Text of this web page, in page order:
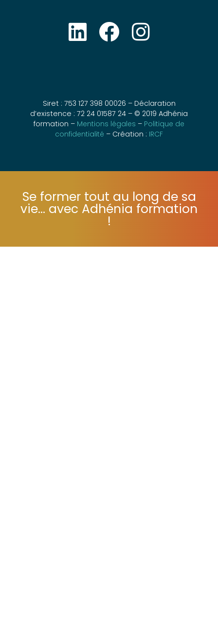
Siret : 753 127 398 00026 – Déclaration
d’existence : 72 24 01587 24 – © 2019 Adhénia
formation – Mentions légales – Politique de
confidentialité – Création : IRCF
Se former tout au long de sa
vie... avec Adhénia formation
!